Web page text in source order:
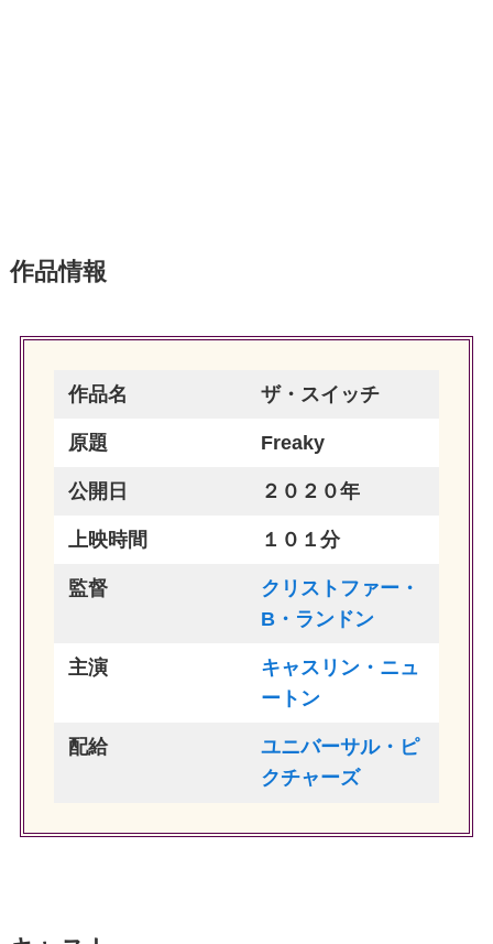
作品情報
作品名 ザ・スイッチ
原題 Freaky
公開日 ２０２０年
上映時間 １０１分
監督
クリストファー・
B・ランドン
主演
キャスリン・ニュ
ートン
配給
ユニバーサル・ピ
クチャーズ